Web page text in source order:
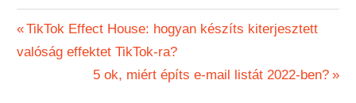
Bejegyzés
navigáció
Previous
Post:
TikTok Effect House: hogyan készíts kiterjesztett
valóság effektet TikTok-ra?
Next
5 ok, miért építs e-mail listát 2022-ben?